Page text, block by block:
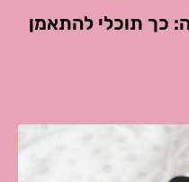
כך תוכלי להתאמן